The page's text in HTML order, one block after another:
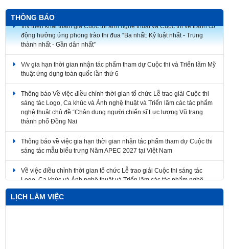
THÔNG BÁO
V/v triển khai tham gia Cuộc thi ảnh nghệ thuật và Cuộc thi vẽ tranh cổ
động hưởng ứng phong trào thi đua “Ba nhất: Kỷ luật nhất - Trung
thành nhất - Gần dân nhất”
V/v gia hạn thời gian nhận tác phẩm tham dự Cuộc thi và Triển lãm Mỹ
thuật ứng dụng toàn quốc lần thứ 6
Thông báo Về việc điều chỉnh thời gian tổ chức Lễ trao giải Cuộc thi
sáng tác Logo, Ca khúc và Ảnh nghệ thuật và Triển lãm các tác phẩm
nghệ thuật chủ đề “Chân dung người chiến sĩ Lực lượng Vũ trang
thành phố Đồng Nai
Thông báo về việc gia hạn thời gian nhận tác phẩm tham dự Cuộc thi
sáng tác mẫu biểu trưng Năm APEC 2027 tại Việt Nam
Về việc điều chỉnh thời gian tổ chức Lễ trao giải Cuộc thi sáng tác
Logo, Ca khúc và Ảnh nghệ thuật và Triển lãm các tác phẩm nghệ
thuật
LỊCH LÀM VIỆC